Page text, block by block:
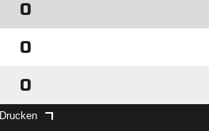
0
0
0
Drucken